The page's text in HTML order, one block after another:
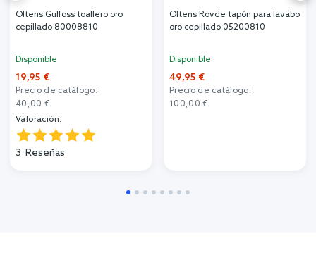
Oltens Gulfoss toallero oro
cepillado 80008810
Disponible
19,95 €
Precio de catálogo:
40,00 €
Valoración:
3 Reseñas
Oltens Rovde tapón para lavabo
oro cepillado 05200810
Disponible
49,95 €
Precio de catálogo:
100,00 €